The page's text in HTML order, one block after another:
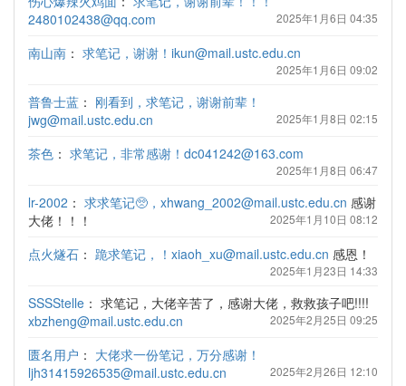
2480102438@qq.com
2025年1月6日 04:35
南山南 ： 求笔记，谢谢！ikun@mail.ustc.edu.cn
2025年1月6日 09:02
普鲁士蓝 ： 刚看到，求笔记，谢谢前辈！
jwg@mail.ustc.edu.cn
2025年1月8日 02:15
茶色 ： 求笔记，非常感谢！dc041242@163.com
2025年1月8日 06:47
lr-2002 ： 求求笔记🥺，xhwang_2002@mail.ustc.edu.cn 感谢
大佬！！！
2025年1月10日 08:12
点火燧石 ： 跪求笔记，！xiaoh_xu@mail.ustc.edu.cn 感恩！
2025年1月23日 14:33
SSSStelle ： 求笔记，大佬辛苦了，感谢大佬，救救孩子吧!!!!
xbzheng@mail.ustc.edu.cn
2025年2月25日 09:25
匮名用户 ： 大佬求一份笔记，万分感谢！
ljh31415926535@mail.ustc.edu.cn
2025年2月26日 12:10